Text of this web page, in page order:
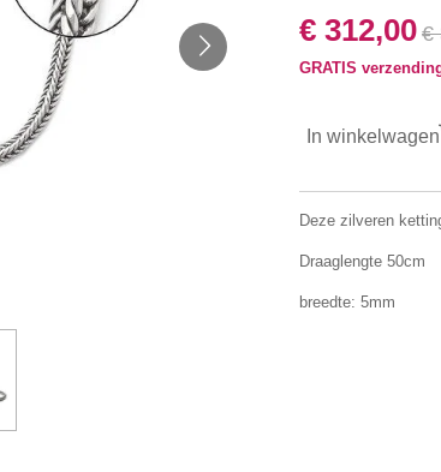
€ 312,00€
GRATIS
In winkelwagen
Deze zilveren
Draaglengte 50cm
breedte: 5mm